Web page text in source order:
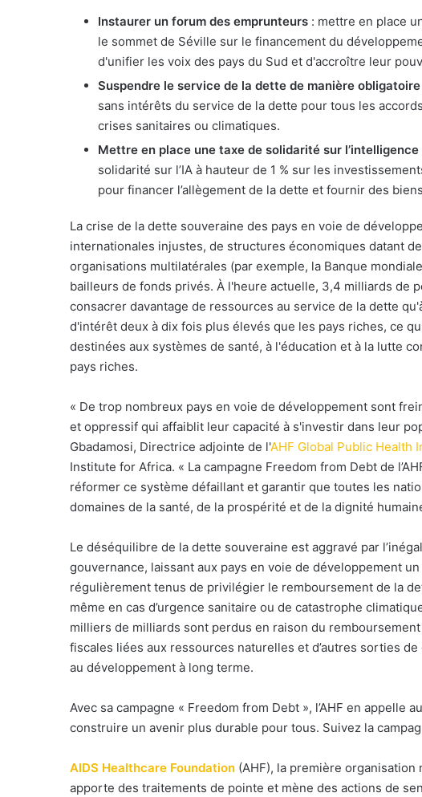
Instaurer un forum des emprunteurs : mettre en place
le sommet de Séville sur le financement du
d'unifier les voix des pays du Sud et d'accroître leur
Suspendre le service de la dette de manière obligatoire
sans intérêts du service de la dette pour tous les
crises sanitaires ou climatiques.
Mettre en place une taxe de solidarité sur
solidarité sur l’IA à hauteur de 1 % sur les
pour financer l’allègement de la dette et fournir des
La crise de la dette souveraine des pays en voie de
internationales injustes, de structures économiques datant
organisations multilatérales (par exemple, la Banque
bailleurs de fonds privés. À l'heure actuelle, 3,4 milliards de
consacrer davantage de ressources au service de la dette
d'intérêt deux à dix fois plus élevés que les pays riches, ce
destinées aux systèmes de santé, à l'éducation et à la lutte
pays riches.
« De trop nombreux pays en voie de développement sont
et oppressif qui affaiblit leur capacité à s'investir dans leur
Gbadamosi, Directrice adjointe de l'AHF Global Public Health
Institute for Africa. « La campagne Freedom from Debt de
réformer ce système défaillant et garantir que toutes les
domaines de la santé, de la prospérité et de la dignité
Le déséquilibre de la dette souveraine est aggravé par
gouvernance, laissant aux pays en voie de développement
régulièrement tenus de privilégier le remboursement de la
même en cas d’urgence sanitaire ou de catastrophe
milliers de milliards sont perdus en raison du
fiscales liées aux ressources naturelles et d’autres sorties
au développement à long terme.
Avec sa campagne « Freedom from Debt », l’AHF en appelle
construire un avenir plus durable pour tous. Suivez la
AIDS Healthcare Foundation (AHF), la première
apporte des traitements de pointe et mène des actions de